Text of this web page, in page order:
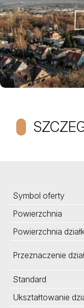
Symbol oferty
Powierzchnia
Powierzchnia
Przeznaczenie
Standard
Ukształtowanie